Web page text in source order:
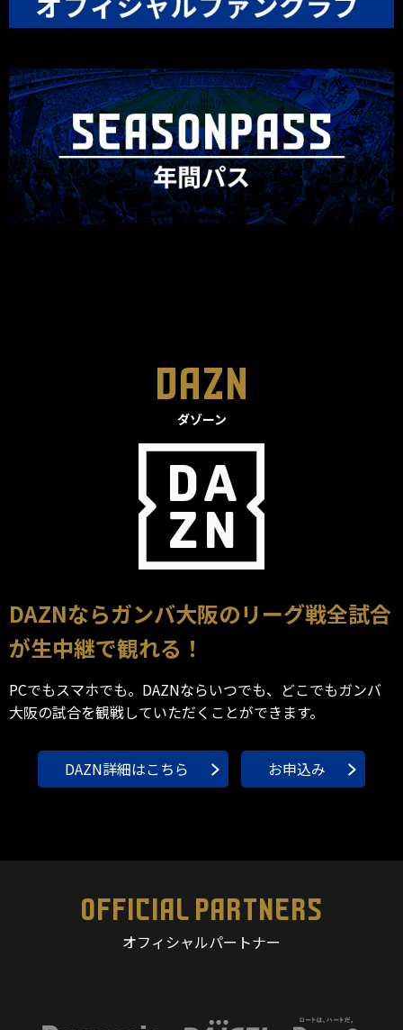
DAZN
DAZNならガンバ大阪のリーグ戦全試合
が生中継で観れる！
PCでもスマホでも。DAZNならいつでも、どこでもガンバ
大阪の試合を観戦していただくことができます。
DAZN詳細はこちら お申込み
OFFICIAL PARTNERS
オフィシャルパートナー